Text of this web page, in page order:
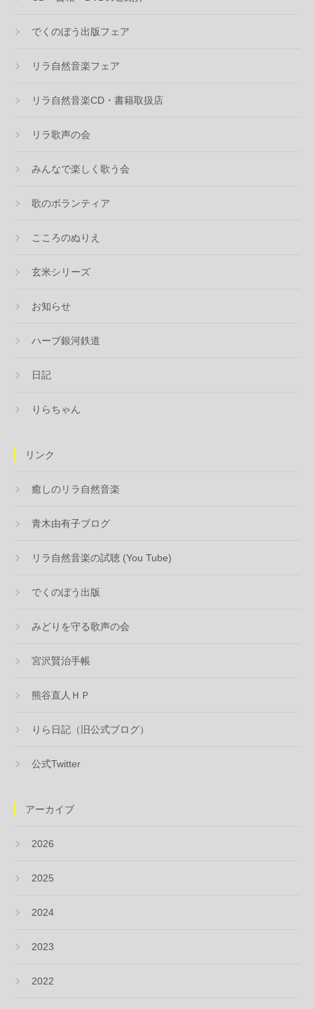
でくのぼう出版フェア
リラ自然音楽フェア
リラ自然音楽CD・書籍取扱店
リラ歌声の会
みんなで楽しく歌う会
歌のボランティア
こころのぬりえ
玄米シリーズ
お知らせ
ハーブ銀河鉄道
日記
りらちゃん
リンク
癒しのリラ自然音楽
青木由有子ブログ
リラ自然音楽の試聴 (You Tube)
でくのぼう出版
みどりを守る歌声の会
宮沢賢治手帳
熊谷直人ＨＰ
りら日記（旧公式ブログ）
公式Twitter
アーカイブ
2026
2025
2024
2023
2022